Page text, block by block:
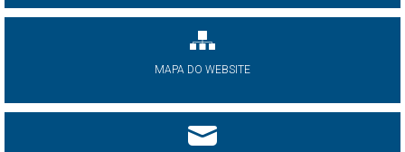
MAPA DO WEBSITE